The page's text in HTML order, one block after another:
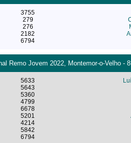
3755
279
276
2182
6794
Remo Jovem 2022, Montemor-o-Velho -
5633
5643
5360
4799
6678
5201
4214
5842
6794